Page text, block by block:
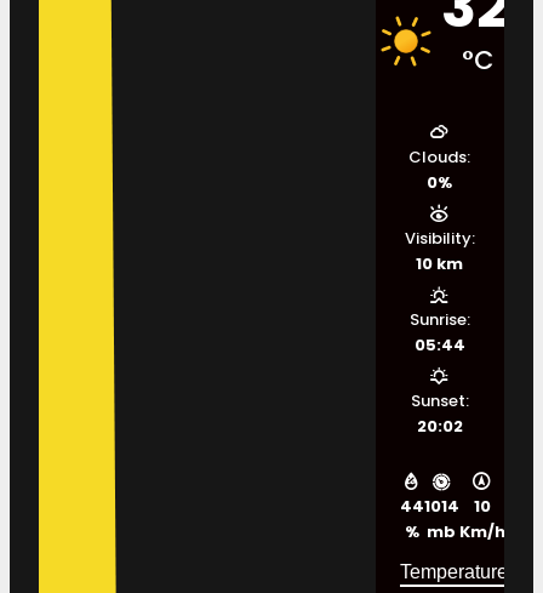
°C
44
%
1014
mb
10
Km/h
Clouds:
0%
Visibility:
10 km
Sunrise:
05:44
Sunset:
20:02